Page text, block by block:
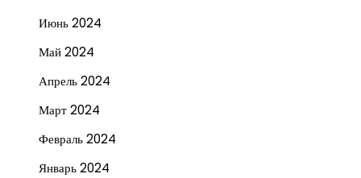
Июнь 2024
Май 2024
Апрель 2024
Март 2024
Февраль 2024
Январь 2024